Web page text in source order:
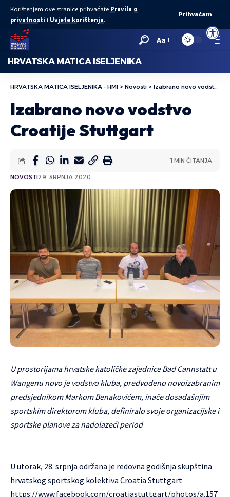
Open
Korištenjem ove stranice prihvaćate Pravila o
privatnosti i Uvjete korištenja.
Prihvaćam
Aa
HRVATSKA MATICA ISELJENIKA
HRVATSKA MATICA ISELJENIKA - HMI > Novosti > Izabrano novo vodstvo Croatije Stuttgart
Izabrano novo vodstvo
Croatije Stuttgart
NOVOSTI29. SRPNJA 2020.
1 MIN ČITANJA
U prostorijama hrvatske katoličke zajednice Bad Cannstatt u
Wangenu novo je vodstvo kluba, predvođeno novoizabranim
predsjednikom Markom Benakovićem, inače dosadašnjim
sportskim direktorom kluba, definiralo svoje organizacijske i
sportske planove za nadolazeći period
U utorak, 28. srpnja održana je redovna godišnja skupština
hrvatskog sportskog kolektiva Croatia Stuttgart
https://www.facebook.com/croatiastuttgart/photos/a.157